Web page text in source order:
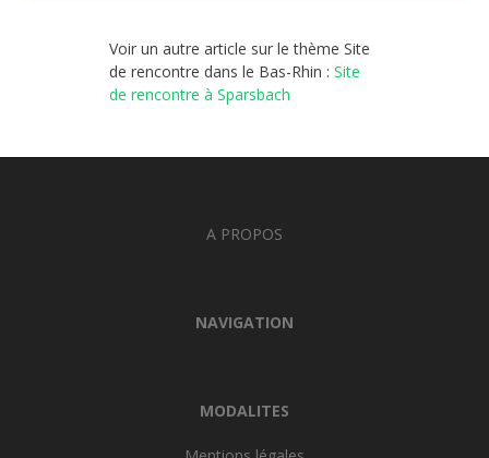
Voir un autre article sur le thème Site
de rencontre dans le Bas-Rhin : Site
de rencontre à Sparsbach
A PROPOS
NAVIGATION
MODALITES